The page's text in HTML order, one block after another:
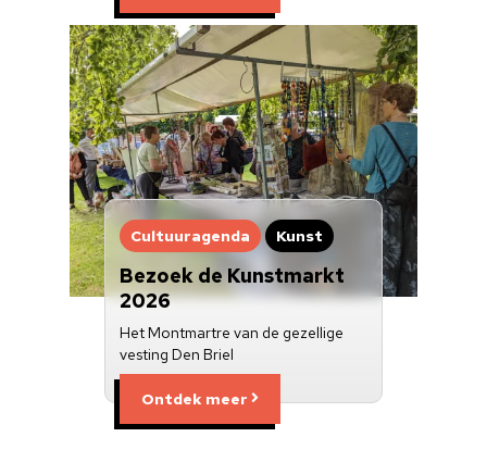
Cultuuragenda Kunst
Bezoek de Kunstmarkt
2026
Het Montmartre van de gezellige
vesting Den Briel
Ontdek meer